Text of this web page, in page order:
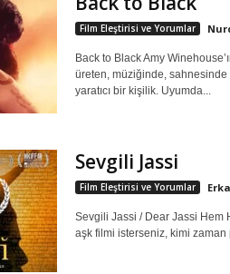
a
o
Film Eleştirisi ve Yorumlar
Back to Black Amy
üreten, müziğinde, sahnesinde
yaratıcı bir kişilik. Uyumda...
Sevgili Jassi
Film Eleştirisi ve Yorumlar
Sevgili Jassi / Dear Jassi Hem
aşk filmi isterseniz, kimi zaman